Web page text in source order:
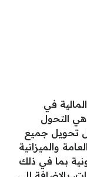
في
هي التحول
تحويل جميع
والميزانية
بما في ذلك